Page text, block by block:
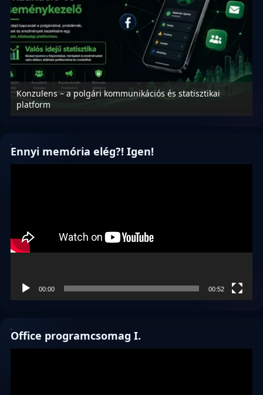
Konzulens – a polgári kommunikációs és statisztikai
platform
Ennyi memória elég?! Igen!
00:00 00:52
Office programcsomag I.